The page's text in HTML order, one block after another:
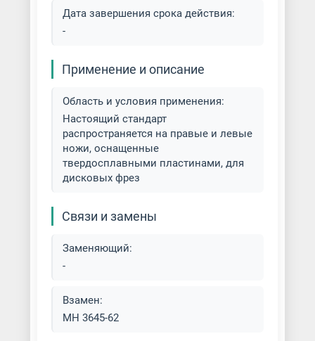
Дата завершения срока действия:
-
Применение и описание
Область и условия применения:
Настоящий стандарт
распространяется на правые и левые
ножи, оснащенные
твердосплавными пластинами, для
дисковых фрез
Связи и замены
Заменяющий:
-
Взамен:
МН 3645-62